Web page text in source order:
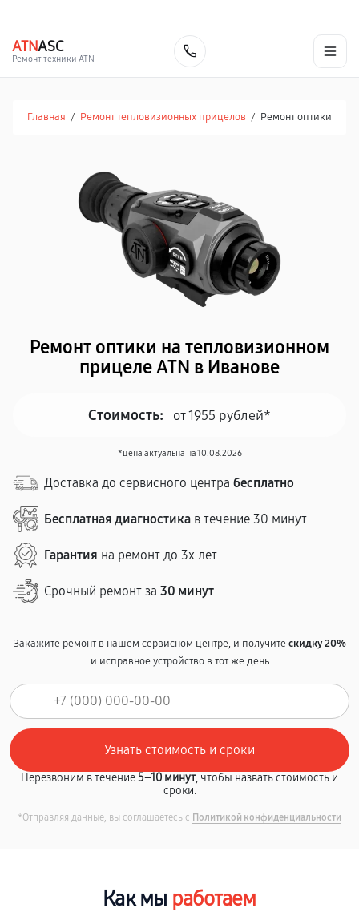
ATNASC
Ремонт техники ATN
Главная / Ремонт тепловизионных прицелов / Ремонт оптики
Ремонт оптики на тепловизионном
прицеле ATN в Иванове
Стоимость: от 1955 рублей*
*цена актуальна на 10.08.2026
Доставка до сервисного центра бесплатно
Бесплатная диагностика в течение 30 минут
Гарантия на ремонт до 3х лет
Срочный ремонт за 30 минут
Закажите ремонт в нашем сервисном центре, и получитескидку 20%
и исправное устройство в тот же день
Перезвоним в течение5–10 минут, чтобы назвать стоимость и
сроки.
*Отправляя данные, вы соглашаетесь с Политикой конфиденциальности
Как мы работаем